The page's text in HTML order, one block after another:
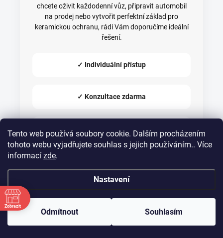
Tento web používá soubory cookie. Dalším procházením
tohoto webu vyjadřujete souhlas s jejich používáním.. Více
informací zde.
Nastavení
Odmítnout Souhlasím
chcete oživit každodenní vůz, připravit automobil
na prodej nebo vytvořit perfektní základ pro
keramickou ochranu, rádi Vám doporučíme ideální
řešení.
✓ Individuální přístup
✓ Konzultace zdarma
Nezávazně poptat renovaci
Zobrazit